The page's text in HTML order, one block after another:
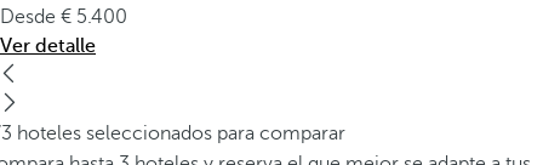
Desde
5.400
Ver detalle
hoteles seleccionados para comparar